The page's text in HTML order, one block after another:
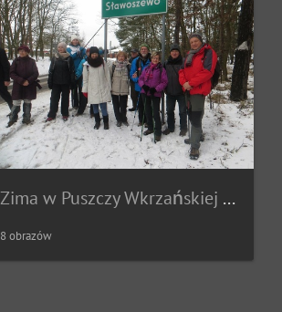
Zima w Puszczy Wkrzańskiej (15.01.2017)
8 obrazów